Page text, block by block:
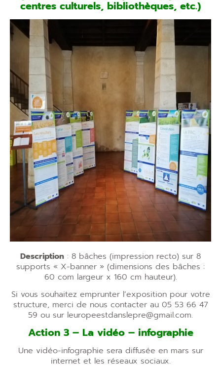
centres culturels, bibliothèques, etc.)
Description : 8 bâches (impression recto) sur 8
supports « X-banner » (dimensions des bâches :
60 com largeur x 160 cm hauteur).
Si vous souhaitez emprunterl’exposition pour votre
structure, merci de nous contacter au 05 53 66 47
59 ou sur leuropeestdanslepre@gmail.com.
Action 3 – La vidéo – infographie
Une vidéo-infographie sera diffusée en mars sur
internet et les réseaux sociaux.